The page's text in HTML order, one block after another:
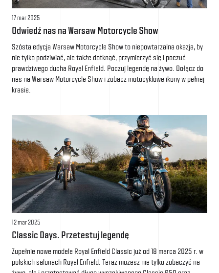
17 mar 2025
Odwiedź nas na Warsaw Motorcycle Show
Szósta edycja Warsaw Motorcycle Show to niepowtarzalna okazja, by
nie tylko podziwiać, ale także dotknąć, przymierzyć się i poczuć
prawdziwego ducha Royal Enfield. Poczuj legendę na żywo. Dołącz do
nas na Warsaw Motorcycle Show i zobacz motocyklowe ikony w pełnej
krasie.
12 mar 2025
Classic Days. Przetestuj legendę
Zupełnie nowe modele Royal Enfield Classic już od 18 marca 2025 r. w
polskich salonach Royal Enfield. Teraz możesz nie tylko zobaczyć na